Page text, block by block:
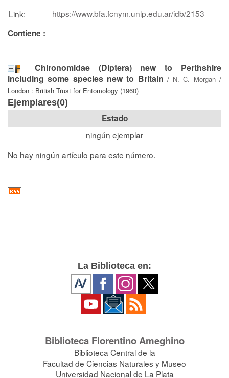
Link:
https://www.bfa.fcnym.unlp.edu.ar/idb/2153
Contiene :
Chironomidae (Diptera) new to Perthshire
including some species new to Britain / N. C. Morgan/
London : British Trust for Entomology (1960)
Ejemplares(0)
Estado
ningún ejemplar
No hay ningún artículo para este número.
La Biblioteca en:
Biblioteca Florentino Ameghino
Biblioteca Central de la
Facultad de Ciencias Naturales y Museo
Universidad Nacional de La Plata